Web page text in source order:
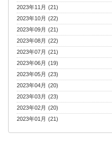
2023年11月 (21)
2023年10月 (22)
2023年09月 (21)
2023年08月 (22)
2023年07月 (21)
2023年06月 (19)
2023年05月 (23)
2023年04月 (20)
2023年03月 (23)
2023年02月 (20)
2023年01月 (21)